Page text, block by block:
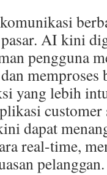
AI kini
pengguna
yang lebih
dapat
real-time,
pelanggan.